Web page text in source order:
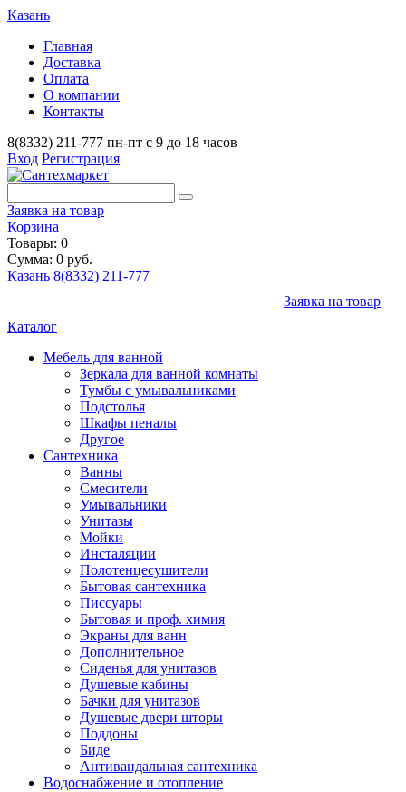
Казань
Главная
Доставка
Оплата
О компании
Контакты
8(8332) 211-777 пн-пт с 9 до 18 часов
Вход Регистрация
Заявка на товар
Корзина
Товары: 0
Сумма: 0 руб.
Казань 8(8332) 211-777
Заявка на товар
Каталог
Мебель для ванной
Зеркала для ванной комнаты
Тумбы с умывальниками
Подстолья
Шкафы пеналы
Другое
Сантехника
Ванны
Смесители
Умывальники
Унитазы
Мойки
Инсталяции
Полотенцесушители
Бытовая сантехника
Писсуары
Бытовая и проф. химия
Экраны для ванн
Дополнительное
Сиденья для унитазов
Душевые кабины
Бачки для унитазов
Душевые двери шторы
Поддоны
Биде
Антивандальная сантехника
Водоснабжение и отопление